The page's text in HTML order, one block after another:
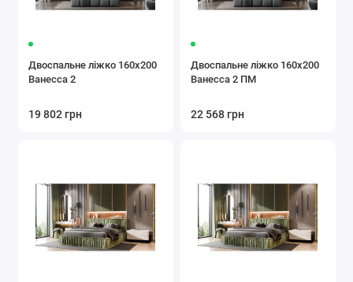
Двоспальне ліжко 160x200
Ванесса 2
19 802 грн
Двоспальне ліжко 160x200
Ванесса 2 ПМ
22 568 грн